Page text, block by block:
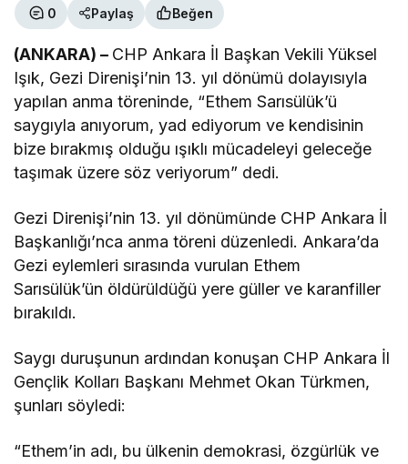
0 Paylaş Beğen
(ANKARA) – CHP Ankara İl Başkan Vekili Yüksel
Işık, Gezi Direnişi’nin 13. yıl dönümü dolayısıyla
yapılan anma töreninde, “Ethem Sarısülük’ü
saygıyla anıyorum, yad ediyorum ve kendisinin
bize bırakmış olduğu ışıklı mücadeleyi geleceğe
taşımak üzere söz veriyorum” dedi.
Gezi Direnişi’nin 13. yıl dönümünde CHP Ankara İl
Başkanlığı’nca anma töreni düzenledi. Ankara’da
Gezi eylemleri sırasında vurulan Ethem
Sarısülük’ün öldürüldüğü yere güller ve karanfiller
bırakıldı.
Saygı duruşunun ardından konuşan CHP Ankara İl
Gençlik Kolları Başkanı Mehmet Okan Türkmen,
şunları söyledi:
“Ethem’in adı, bu ülkenin demokrasi, özgürlük ve